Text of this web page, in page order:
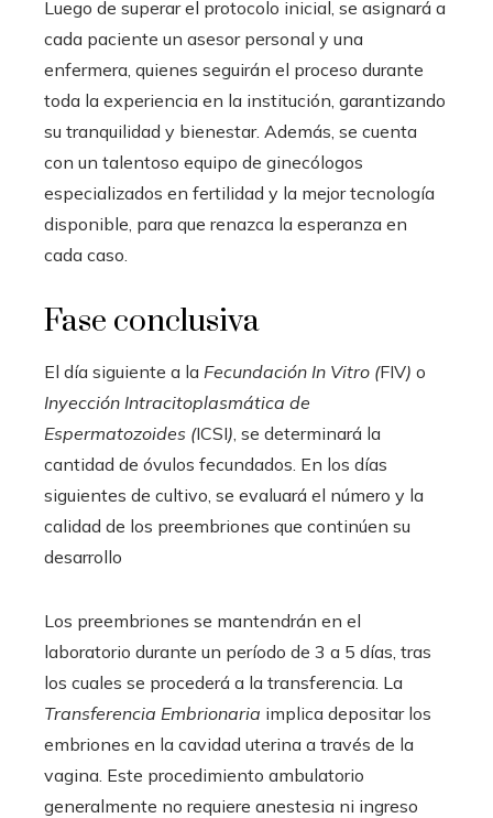
Luego de superar el protocolo inicial, se asignará a
cada paciente un asesor personal y una
enfermera, quienes seguirán el proceso durante
toda la experiencia en la institución, garantizando
su tranquilidad y bienestar. Además, se cuenta
con un talentoso equipo de ginecólogos
especializados en fertilidad y la mejor tecnología
disponible, para que renazca la esperanza en
cada caso.
Fase conclusiva
El día siguiente a la Fecundación In Vitro (FIV) o
Inyección Intracitoplasmática de
Espermatozoides (ICSI) , se determinará la
cantidad de óvulos fecundados. En los días
siguientes de cultivo, se evaluará el número y la
calidad de los preembriones que continúen su
desarrollo
Los preembriones se mantendrán en el
laboratorio durante un período de 3 a 5 días, tras
los cuales se procederá a la transferencia. La
Transferencia Embrionaria implica depositar los
embriones en la cavidad uterina a través de la
vagina. Este procedimiento ambulatorio
generalmente no requiere anestesia ni ingreso